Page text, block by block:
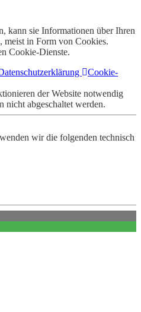
kann sie Informationen über Ihren
meist in Form von Cookies.
Cookie-Dienste.
Cookie-
der Website notwendig
nicht abgeschaltet werden.
wir die folgenden technisch